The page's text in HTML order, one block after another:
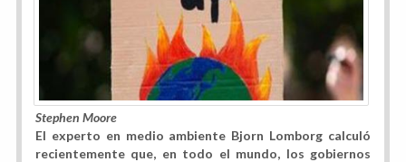
Stephen Moore
El experto en medio ambiente Bjorn Lomborg calculó
recientemente que, en todo el mundo, los gobiernos